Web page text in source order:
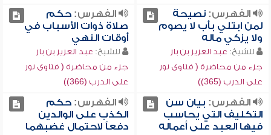
الفهرس:نصيحة
لمن ابتلي بأب لا يصوم
ولا يزكي ماله
للشيخ: عبد العزيز بن باز
جزء من محاضرة ( فتاوى نور
على الدرب (365))
الفهرس:حكم
صلاة ذوات الأسباب في
أوقات النهي
للشيخ: عبد العزيز بن باز
جزء من محاضرة ( فتاوى نور
على الدرب (366))
الفهرس: بيان سن
التكليف التي يحاسب
فيها العبد على أعماله
الفهرس:حكم
الكذب على الوالدين
دفعاً لاحتمال غضبهما